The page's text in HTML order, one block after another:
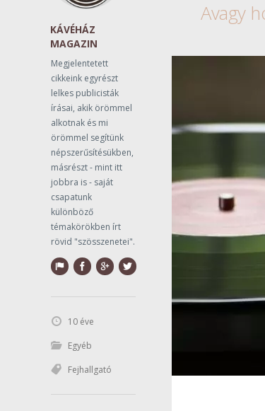
Avagy
KÁVÉHÁZ
MAGAZIN
Megjelentetett
cikkeink egyrészt
lelkes publicisták
írásai, akik örömmel
alkotnak és mi
örömmel segítünk
népszerűsítésükben,
másrészt - mint itt
jobbra is - saját
csapatunk
különböző
témakörökben írt
rövid "szösszenetei".
10 éve
Egyéb
Fejhallgató